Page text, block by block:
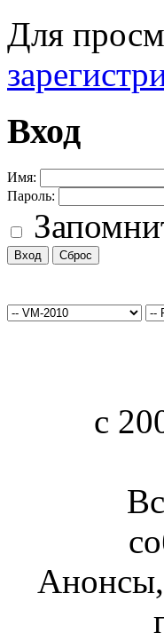
Для
Вход
Имя:
Пароль:
c